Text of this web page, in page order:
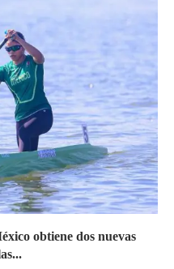
obtiene dos nuevas